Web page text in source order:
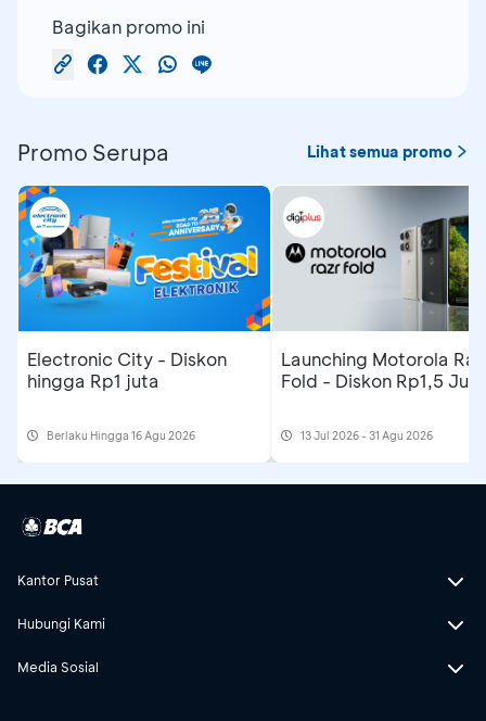
Bagikan promo ini
Promo Serupa Lihat semua promo
Electronic City - Diskon
hingga Rp1 juta
Berlaku Hingga 16 Agu 2026
Launching Motorola
Fold - Diskon Rp1,5 Juta
13 Jul 2026 - 31 Agu 2026
Kantor Pusat
Hubungi Kami
Media Sosial